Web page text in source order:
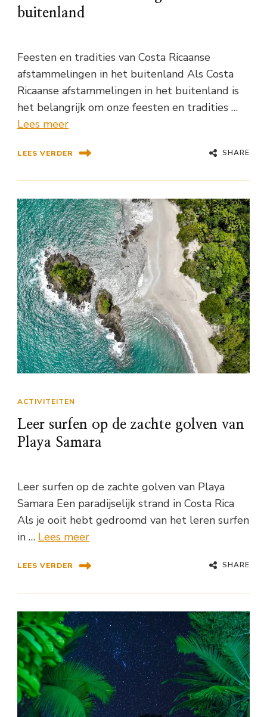
buitenland
Feesten en tradities van Costa Ricaanse
afstammelingen in het buitenland Als Costa
Ricaanse afstammelingen in het buitenland is
het belangrijk om onze feesten en tradities …
Lees meer
LEES VERDER SHARE
ACTIVITEITEN
Leer surfen op de zachte golven van
Playa Samara
Leer surfen op de zachte golven van Playa
Samara Een paradijselijk strand in Costa Rica
Als je ooit hebt gedroomd van het leren surfen
in … Lees meer
LEES VERDER SHARE